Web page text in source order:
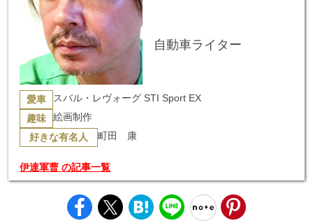
自動車ライター
愛車 スバル・レヴォーグ STI Sport EX
趣味 絵画制作
好きな有名人 町田 康
伊達軍曹 の記事一覧